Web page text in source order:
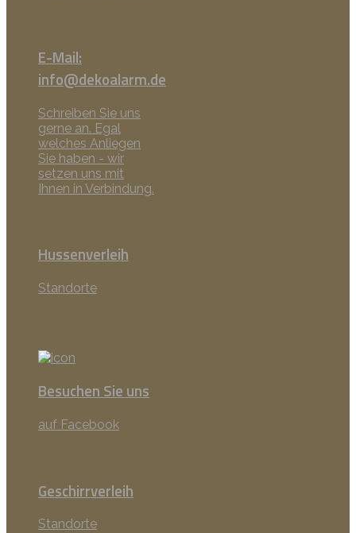
E-Mail:
info@dekoalarm.de
Schreiben Sie uns
gerne an. Egal
welches Anliegen
Sie haben - wir
setzen uns mit
Ihnen in Verbindung.
Hussenverleih
Standorte
Besuchen Sie uns
auf Facebook
Geschirrverleih
Standorte